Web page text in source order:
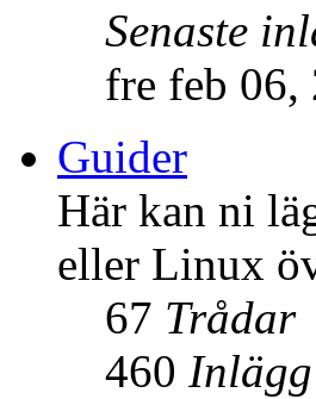
Senaste
fre feb 06,
Guider
Här kan ni
eller Linux
67 Trådar
460 Inlägg